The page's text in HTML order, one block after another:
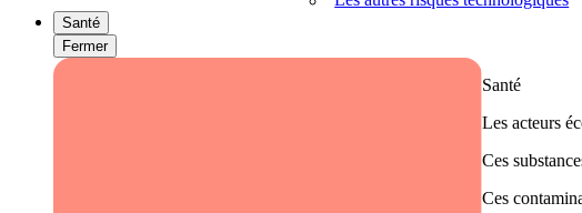
Santé
Fermer
Santé
Les acteurs
Ces
Ces